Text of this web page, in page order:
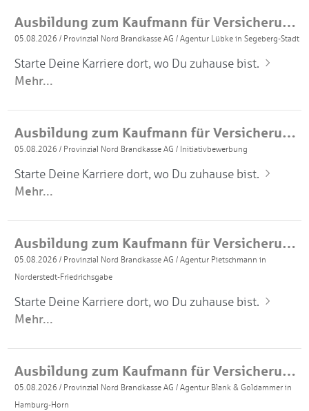
Ausbildung zum Kaufmann für Versicherungen und Finanzanlagen 2027 (m/w/d)
05.08.2026 / Provinzial Nord Brandkasse AG /Agentur Lübke in Segeberg-Stadt
Starte Deine Karriere dort, wo Du zuhause bist.
Mehr...
Ausbildung zum Kaufmann für Versicherungen und Finanzanlagen 2027 (m/w/d)
05.08.2026 / Provinzial Nord Brandkasse AG / Initiativbewerbung
Starte Deine Karriere dort, wo Du zuhause bist.
Mehr...
Ausbildung zum Kaufmann für Versicherungen und Finanzanlagen 2027 (m/w/d)
05.08.2026 / Provinzial Nord Brandkasse AG /Agentur Pietschmann in
Norderstedt-Friedrichsgabe
Starte Deine Karriere dort, wo Du zuhause bist.
Mehr...
Ausbildung zum Kaufmann für Versicherungen und Finanzanlagen 2027 (m/w/d)
05.08.2026 / Provinzial Nord Brandkasse AG /Agentur Blank & Goldammer in
Hamburg-Horn